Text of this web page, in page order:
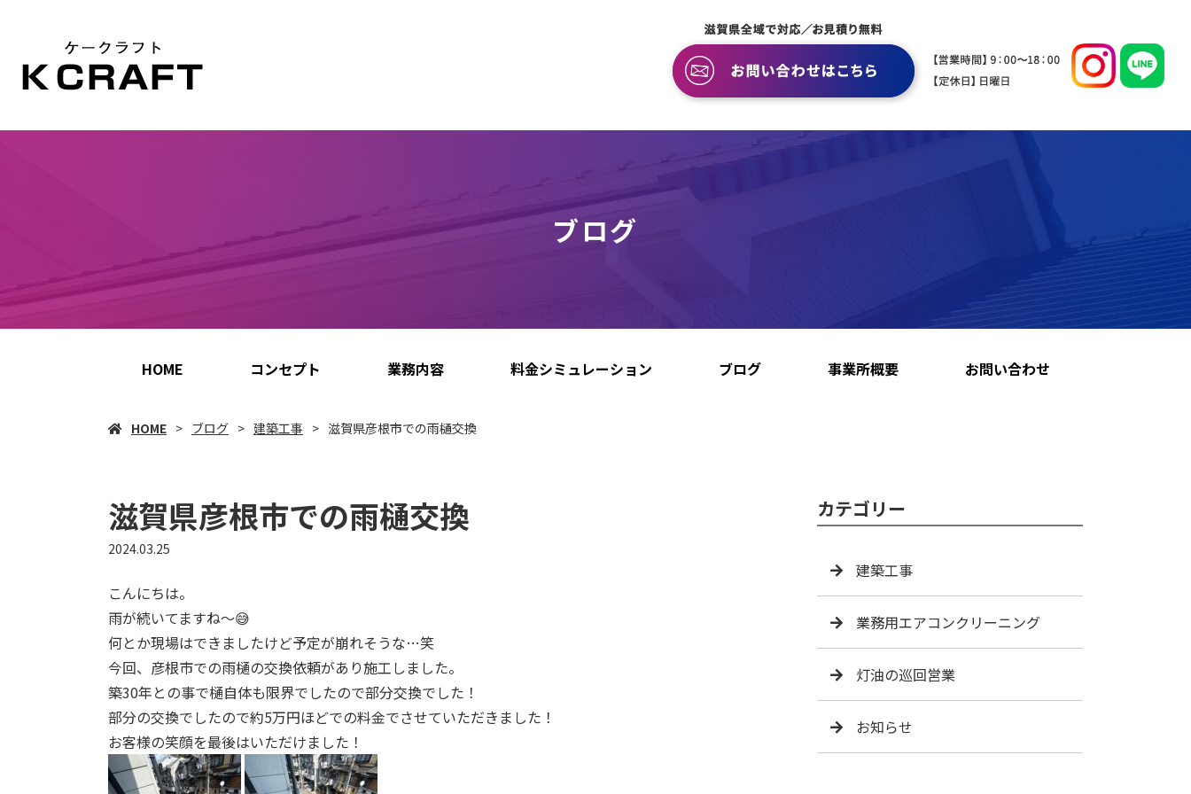
ブログ
HOME コンセプト 業務内容 料金シミュレーション ブログ 事業所概要 お問い合わせ
HOME ブログ 建築工事 滋賀県彦根市での雨樋交換
滋賀県彦根市での雨樋交換
2024.03.25
こんにちは。
雨が続いてますね〜😅
何とか現場はできましたけど予定が崩れそうな…笑
今回、彦根市での雨樋の交換依頼があり施工しました。
築30年との事で樋自体も限界でしたので部分交換でした！
部分の交換でしたので約5万円ほどでの料金でさせていただきました！
お客様の笑顔を最後はいただけました！
カテゴリー
建築工事
業務用エアコンクリーニング
灯油の巡回営業
お知らせ